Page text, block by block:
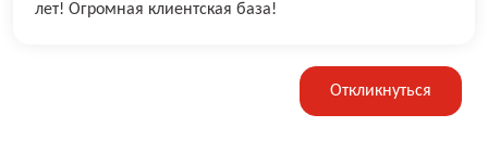
лет! Огромная клиентская база!
Откликнуться